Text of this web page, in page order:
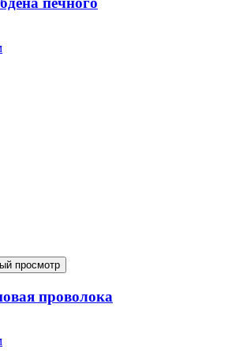
просмотр
проволока